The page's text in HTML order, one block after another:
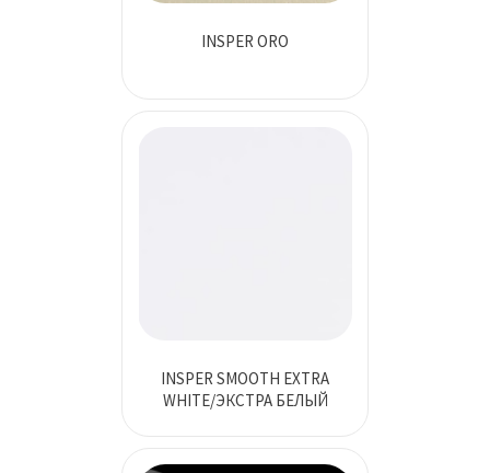
INSPER ORO
INSPER SMOOTH EXTRA
WHITE/ЭКСТРА БЕЛЫЙ